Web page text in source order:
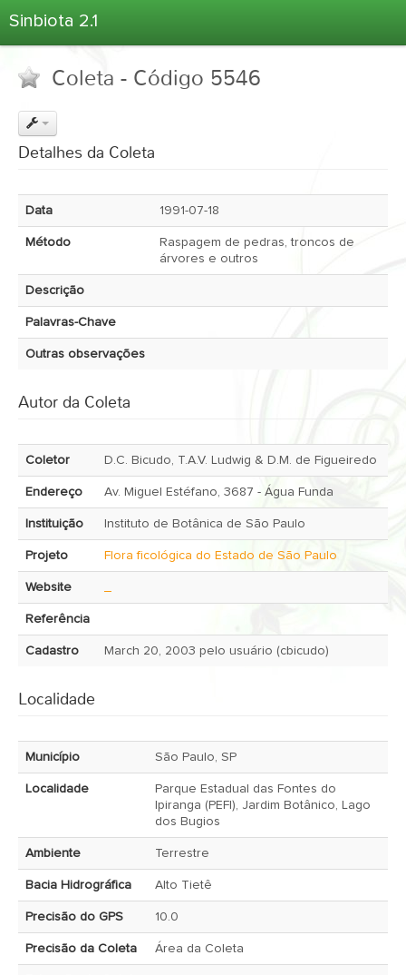
Sinbiota 2.1
Informações Ambientais
Coletas
Atlas 2.1
Sobre o Sinbiota
Login
Coleta - Código 5546
Detalhes da Coleta
Data 1991-07-18
Método
Raspagem de pedras, troncos de
árvores e outros
Descrição
Palavras-Chave
Outras observações
Autor da Coleta
Coletor D.C. Bicudo, T.A.V. Ludwig & D.M. de Figueiredo
Endereço Av. Miguel Estéfano, 3687 - Água Funda
Instituição Instituto de Botânica de São Paulo
Projeto Flora ficológica do Estado de São Paulo
Website
Referência
Cadastro March 20, 2003 pelo usuário (cbicudo)
Localidade
Município São Paulo, SP
Localidade
Parque Estadual das Fontes do
Ipiranga (PEFI), Jardim Botânico, Lago
dos Bugios
Ambiente Terrestre
Bacia Hidrográfica Alto Tietê
Precisão do GPS 10.0
Precisão da Coleta Área da Coleta